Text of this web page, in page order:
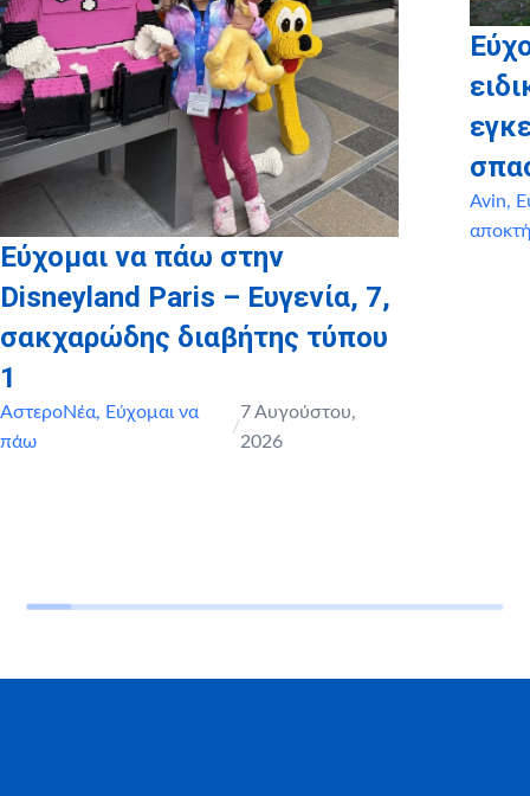
Εύχομαι να πάω στην
Disneyland Paris – Ευγενία, 7,
σακχαρώδης διαβήτης τύπου
1
ΑστεροΝέα, Εύχομαι να
πάω
/
7 Αυγούστου,
2026
Avin,